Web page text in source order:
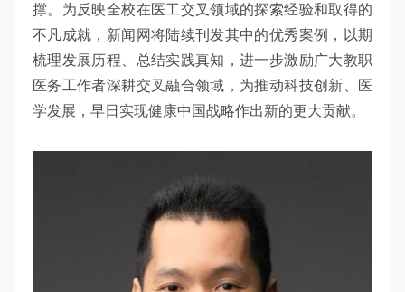
撑。为反映全校在医工交叉领域的探索经验和取得的
不凡成就，新闻网将陆续刊发其中的优秀案例，以期
梳理发展历程、总结实践真知，进一步激励广大教职
医务工作者深耕交叉融合领域，为推动科技创新、医
学发展，早日实现健康中国战略作出新的更大贡献。